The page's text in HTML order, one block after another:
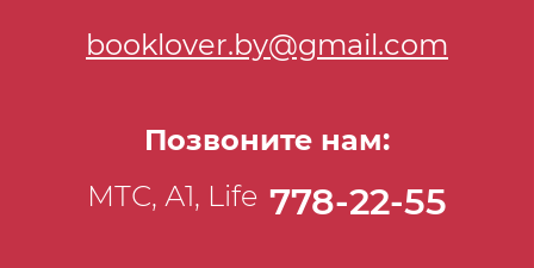
booklover.by@gmail.com
Позвоните нам:
МТС, А1, Life 778-22-55